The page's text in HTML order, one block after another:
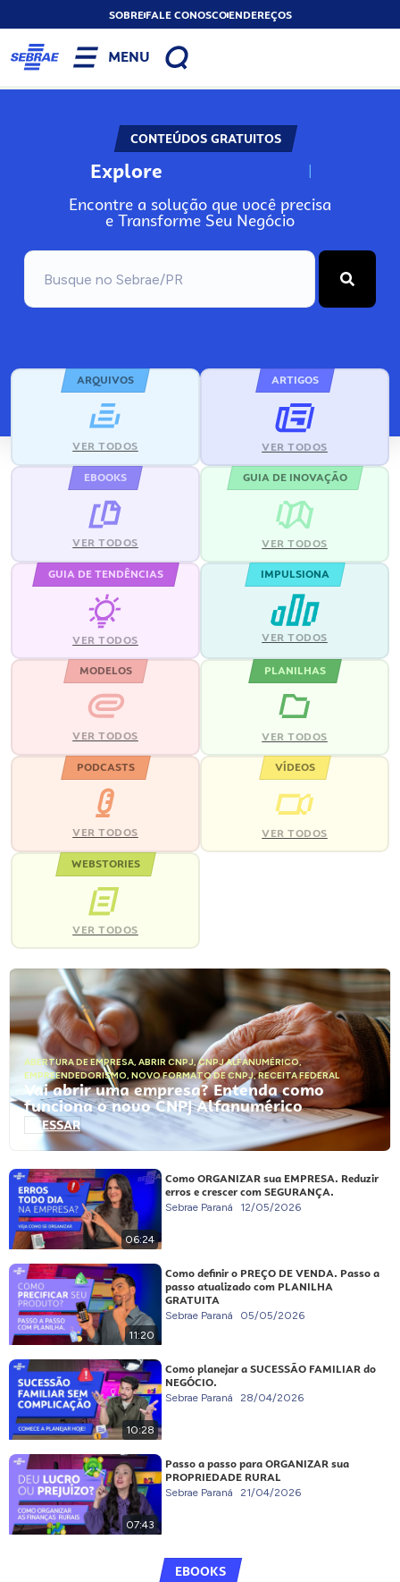
SOBREFALE CONOSCOENDEREÇOS
MENU
CONTEÚDOS GRATUITOS
Explore N
Encontre a solução que você precisa
e Transforme Seu Negócio
ARQUIVOS
VER TODOS
ARTIGOS
VER TODOS
EBOOKS
VER TODOS
GUIA DE INOVAÇÃO
VER TODOS
GUIA DE TENDÊNCIAS
VER TODOS
IMPULSIONA
VER TODOS
MODELOS
VER TODOS
PLANILHAS
VER TODOS
PODCASTS
VER TODOS
VÍDEOS
VER TODOS
WEBSTORIES
VER TODOS
ABERTURA DE EMPRESA, ABRIR CNPJ,CNPJ ALFANUMÉRICO,
EMPREENDEDORISMO, NOVO FORMATO DE CNPJ,RECEITA FEDERAL
Vai abrir uma empresa? Entenda como
funciona o novo CNPJ Alfanumérico
ACESSAR
06:24
Como ORGANIZAR sua EMPRESA. Reduzir
erros e crescer com SEGURANÇA.
Sebrae Paraná 12/05/2026
11:20
Como definir o PREÇO DE VENDA. Passo a
passo atualizado com PLANILHA
GRATUITA
Sebrae Paraná 05/05/2026
10:28
Como planejar a SUCESSÃO FAMILIAR do
NEGÓCIO.
Sebrae Paraná 28/04/2026
07:43
Passo a passo para ORGANIZAR sua
PROPRIEDADE RURAL
Sebrae Paraná 21/04/2026
EBOOKS